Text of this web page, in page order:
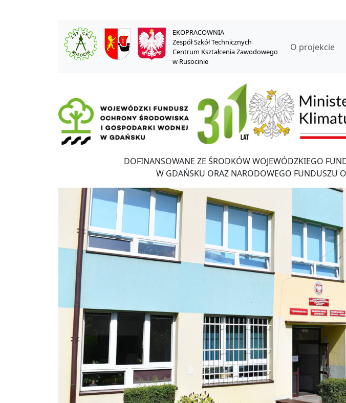
EKOPRACOWNIA
Zespół Szkół Technicznych
Centrum Kształcenia Zawodowego
w Rusocinie
O projekcie
DOFINANSOWANE ZE ŚRODKÓW WOJEWÓDZKIEGO
W GDAŃSKU ORAZ NARODOWEGO FUNDUSZU